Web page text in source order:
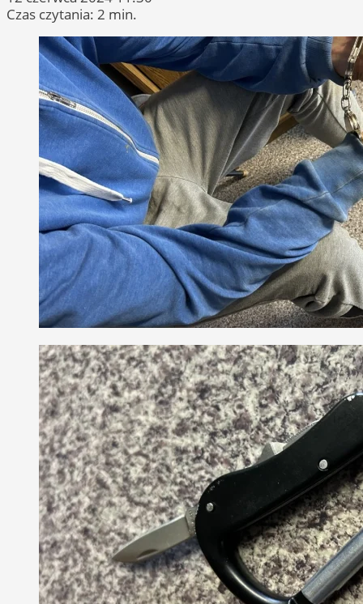
Czas czytania: 2 min.